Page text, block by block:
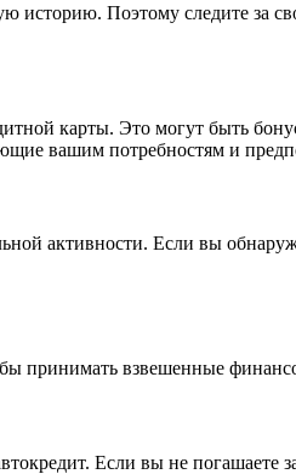
историю. Поэтому следите за
карты. Это могут быть
вашим потребностям и
активности. Если вы
принимать взвешенные
Если вы не погашаете